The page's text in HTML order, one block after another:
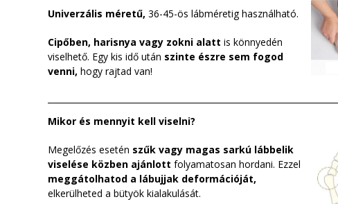
Univerzális méretű, 36-45-ös lábméretig használható.
Cipőben, harisnya vagy zokni alatt is könnyedén
viselhető. Egy kis idő után szinte észre sem fogod
venni, hogy rajtad van!
Mikor és mennyit kell viselni?
Megelőzés esetén szűk vagy magas sarkú lábbelik
viselése közben ajánlott folyamatosan hordani. Ezzel
meggátolhatod a lábujjak deformációját,
elkerülheted a bütyök kialakulását.